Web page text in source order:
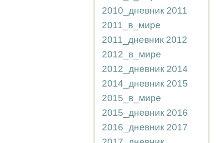
2010_дневник 2011
2011_в_мире
2011_дневник 2012
2012_в_мире
2012_дневник 2014
2014_дневник 2015
2015_в_мире
2015_дневник 2016
2016_дневник 2017